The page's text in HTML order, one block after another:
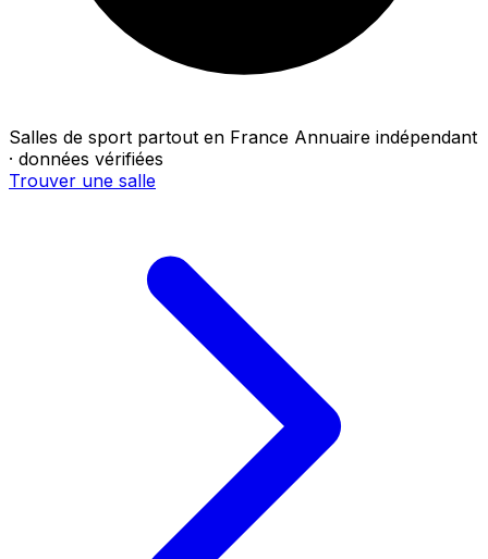
Salles de sport partout en France Annuaire indépendant
· données vérifiées
Trouver une salle